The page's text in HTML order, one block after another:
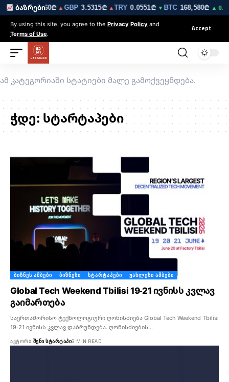
ბაზრები
EUR3.0260₾▲GBP3.5315₾▲TRY0.0551₾▼BTC168,580₾▲ 0.3%
By using this site, you agree to the Privacy Policy and
Terms of Use.
Accept
ამ კატეგორიაში სტატიები მალე გამოქვეყნდება.
ჭდე:სტარტაპები
ᲑᲘᲖᲜᲔᲡ ᲐᲛᲑᲔᲑᲘ ᲑᲘᲖᲜᲔᲡᲘ ᲡᲢᲐᲠᲢᲐᲞᲔᲑᲘ ᲣᲐᲮᲚᲔᲡᲘ ᲐᲛᲑᲔᲑᲘ
Global Tech Weekend Tbilisi 19-21 ივნისს კვლავ
გაიმართება
საერთაშორისო ტექნოლოგიური ღონისძიება Global Tech Weekend Tbilisi
19-21 ივნისს კვლავ დაბრუნდება. ღონისძიების…
ᲐᲕᲢᲝᲠᲘ:ᲨᲔᲜᲘ ᲡᲢᲐᲠᲢᲐᲞᲘ3 MIN READ